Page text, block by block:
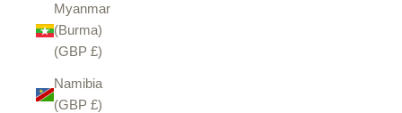
Myanmar
(Burma)
(GBP £)
Namibia
(GBP £)